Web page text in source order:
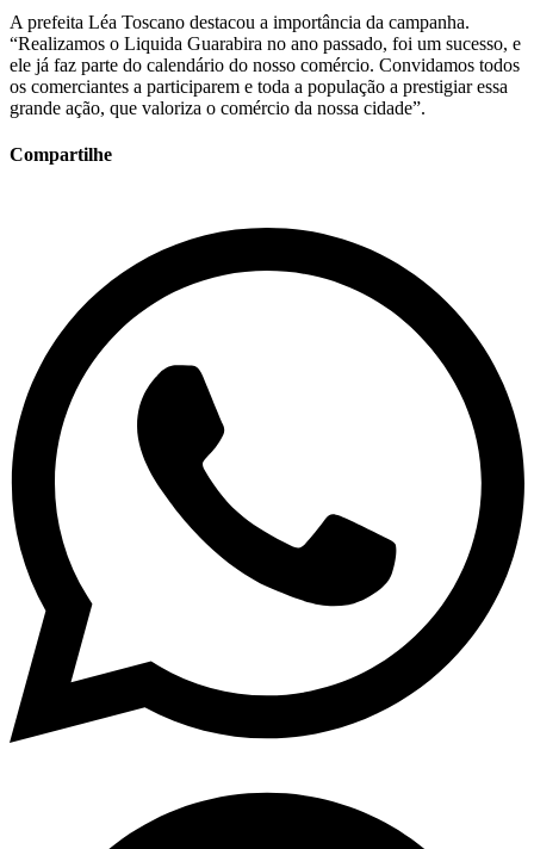
A prefeita Léa Toscano destacou a importância da campanha.
“Realizamos o Liquida Guarabira no ano passado, foi um sucesso, e
ele já faz parte do calendário do nosso comércio. Convidamos todos
os comerciantes a participarem e toda a população a prestigiar essa
grande ação, que valoriza o comércio da nossa cidade”.
Compartilhe